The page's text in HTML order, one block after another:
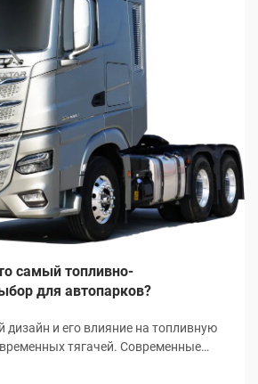
самый топливно-
для автопарков?
дизайн и его влияние на топливную
тягачей. Современные